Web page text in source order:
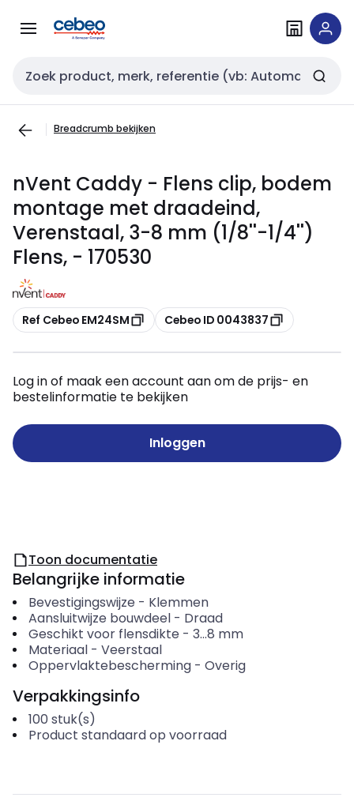
naar
naar
Zoekveld invoer
Breadcrumb bekijken
nVent Caddy - Flens clip, bodem
montage met draadeind,
Verenstaal, 3-8 mm (1/8''-1/4'')
Flens, - 170530
Kopiëren
Ref Cebeo EM24SM Kopiëren
Cebeo ID 0043837
Log in of maak een account aan om de prijs- en
bestelinformatie te bekijken
Inloggen
Toon documentatie
Belangrijke informatie
Bevestigingswijze - Klemmen
Aansluitwijze bouwdeel- Draad
Geschikt voor flensdikte - 3...8 mm
Materiaal- Veerstaal
Oppervlaktebescherming- Overig
Verpakkingsinfo
100 stuk(s)
Product standaard op voorraad